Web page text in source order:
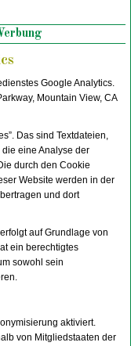
Google Analytics.
Mountain View, CA
Das sind Textdateien,
eine Analyse der
durch den Cookie
Website werden in der
und dort
auf Grundlage von
ein berechtigtes
sowohl sein
aktiviert.
von Mitgliedstaaten der